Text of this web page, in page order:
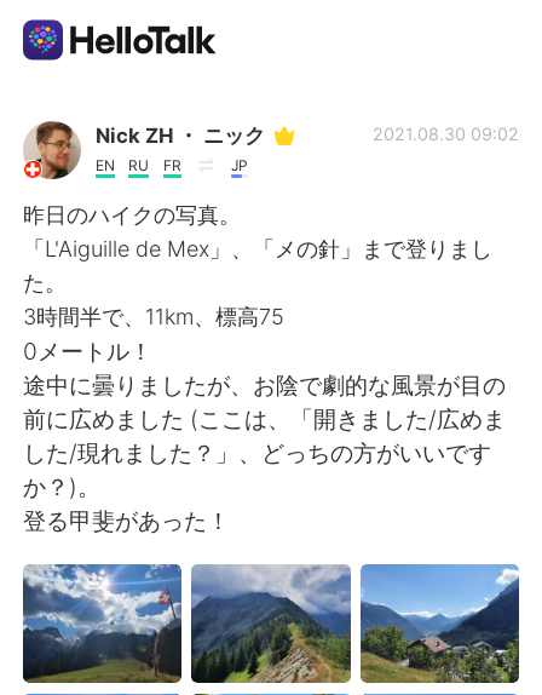
แอปแลกเปลี่ยนทางภาษา
AI Grammar Checker
ไทย
English
繁體中文 Español
العربية
한국어 Русский
Indonesia Italiano
Nick ZH ・ ニック
EN RU FR JP
2021.08.30 09:02
昨日のハイクの写真。
「L'Aiguille de Mex」、「メの針」まで登りまし
た。
3時間半で、11km、標高75
0メートル！
途中に曇りましたが、お陰で劇的な風景が目の
前に広めました (ここは、「開きました/広めま
した/現れました？」、どっちの方がいいです
か？)。
登る甲斐があった！